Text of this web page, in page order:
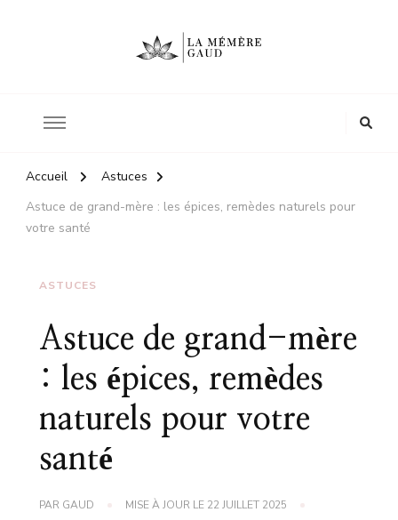
Accueil
Astuces
Astuce de grand-mère : les épices, remèdes naturels pour
votre santé
ASTUCES
Astuce de grand-mère
: les épices, remèdes
naturels pour votre
santé
PAR GAUD MISE À JOUR LE 22 JUILLET 2025